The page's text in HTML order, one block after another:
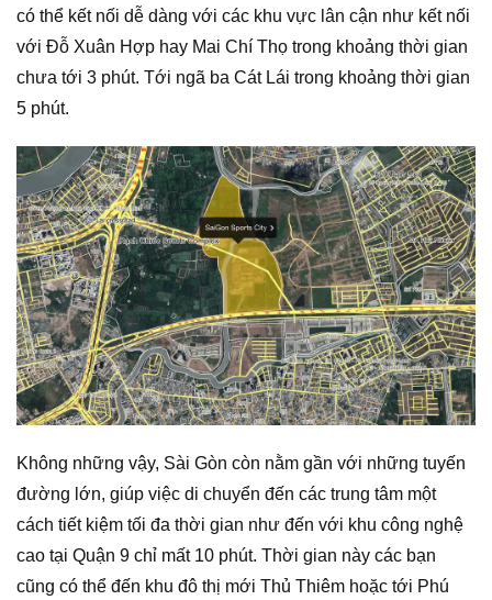
có thể kết nối dễ dàng với các khu vực lân cận như kết nối
với Đỗ Xuân Hợp hay Mai Chí Thọ trong khoảng thời gian
chưa tới 3 phút. Tới ngã ba Cát Lái trong khoảng thời gian
5 phút.
Không những vậy, Sài Gòn còn nằm gần với những tuyến
đường lớn, giúp việc di chuyển đến các trung tâm một
cách tiết kiệm tối đa thời gian như đến với khu công nghệ
cao tại Quận 9 chỉ mất 10 phút. Thời gian này các bạn
cũng có thể đến khu đô thị mới Thủ Thiêm hoặc tới Phú